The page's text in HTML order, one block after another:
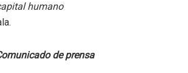
humano
de prensa